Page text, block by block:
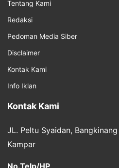
Tentang Kami
Redaksi
Pedoman Media Siber
Disclaimer
Kontak Kami
Info Iklan
Kontak Kami
JL. Peltu Syaidan,
Kampar